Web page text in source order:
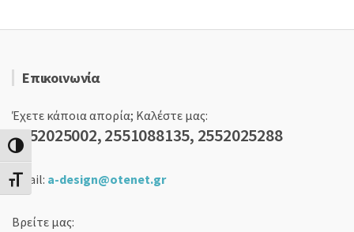
Εναλλαγή Υψηλής Αντίθεσης
Εναλλαγή Μεγέθους Γραμμάτων
Επικοινωνία
Έχετε κάποια απορία; Καλέστε μας:
2552025002, 2551088135, 2552025288
email: a-design@otenet.gr
Βρείτε μας: